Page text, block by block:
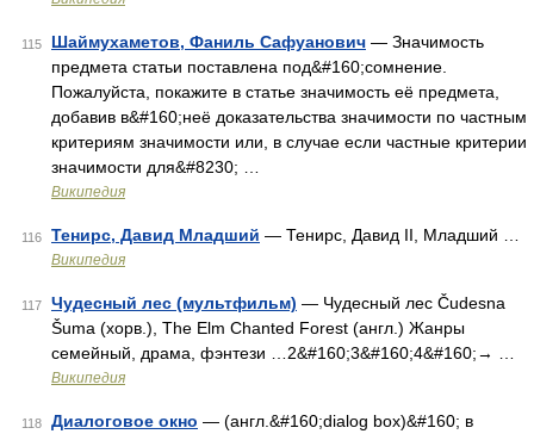
115 Шаймухаметов, Фаниль Сафуанович — Значимость
предмета статьи поставлена под&#160;сомнение.
Пожалуйста, покажите в статье значимость её предмета,
добавив в&#160;неё доказательства значимости по частным
критериям значимости или, в случае если частные критерии
значимости для&#8230; …
Википедия
116 Тенирс, Давид Младший — Тенирс, Давид II, Младший …
Википедия
117 Чудесный лес (мультфильм) — Чудесный лес Čudesna
Šuma (хорв.), The Elm Chanted Forest (англ.) Жанры
семейный, драма, фэнтези …2&#160;3&#160;4&#160;→ …
Википедия
118 Диалоговое окно — (англ.&#160;dialog box)&#160; в